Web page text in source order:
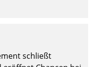
schließt